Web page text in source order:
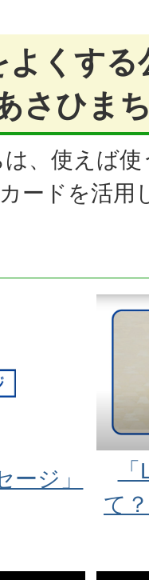
くする
さひま
、使えば
ードを活用
ージ」
て